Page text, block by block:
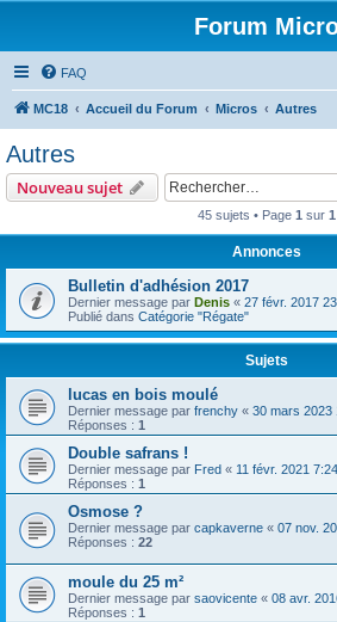
Forum
FAQ
MC18 Accueil du Forum Micros Autres
Autres
Nouveau sujet
45 sujets • Page 1 sur 1
Annonces
Bulletin d'adhésion 2017
Dernier message par Denis « 27 févr. 2017
Publié dans Catégorie "Régate"
Sujets
lucas en bois moulé
Dernier message par frenchy « 30 mars 2023
Réponses : 1
Double safrans !
Dernier message par Fred « 11 févr. 2021 7:24
Réponses : 1
Osmose ?
Dernier message par capkaverne « 07 nov.
Réponses : 22
moule du 25 m²
Dernier message par saovicente « 08 avr.
Réponses : 1